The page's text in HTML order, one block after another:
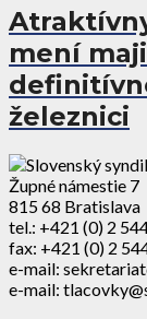
mení
železnici
Župné námestie 7
815 68 Bratislava
tel.: +421 (0) 2
fax: +421 (0) 2
e-mail:
e-mail: